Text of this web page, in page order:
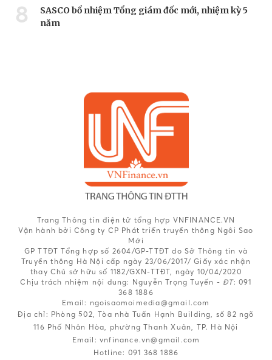
8
SASCO bổ nhiệm Tổng giám đốc mới, nhiệm kỳ 5
năm
Trang Thông tin điện tử tổng hợp VNFINANCE.VN
Vận hành bởi Công ty CP Phát triển truyền thông Ngôi Sao
Mới
GP TTĐT Tổng hợp số 2604/GP-TTĐT do Sở Thông tin và
Truyền thông Hà Nội cấp ngày 23/06/2017/ Giấy xác nhận
thay Chủ sở hữu số 1182/GXN-TTĐT, ngày 10/04/2020
Chịu trách nhiệm nội dung: Nguyễn Trọng Tuyến - ĐT: 091
368 1886
Email: ngoisaomoimedia@gmail.com
Địa chỉ: Phòng 502, Tòa nhà Tuấn Hạnh Building, số 82 ngõ
116 Phố Nhân Hòa, phường Thanh Xuân, TP. Hà Nội
Email: vnfinance.vn@gmail.com
Hotline: 091 368 1886